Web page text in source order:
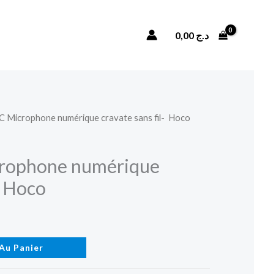
Rechercher د.ج 0,00
Microphone numérique cravate sans fil- Hoco
numérique
Panier
fil-